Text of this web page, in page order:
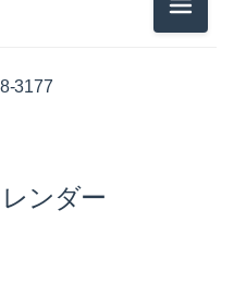
3177
メニュ
ンダー